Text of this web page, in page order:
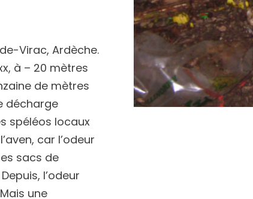
Virac, Ardèche.
à – 20 mètres
de mètres
décharge
spéléos locaux
car l’odeur
sacs de
l’odeur
une